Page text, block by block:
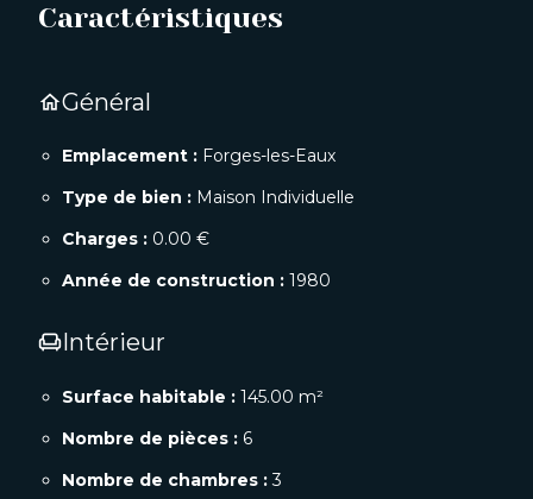
Caractéristiques
homeGénéral
Emplacement : Forges-les-Eaux
Type de bien : Maison Individuelle
Charges : 0.00 €
Année de construction :1980
chairIntérieur
Surface habitable :145.00 m²
Nombre de pièces : 6
Nombre de chambres :3